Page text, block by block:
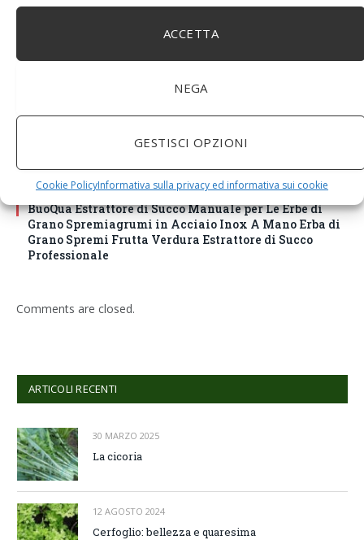
ACCETTA
NEGA
GESTISCI OPZIONI
Cookie PolicyInformativa sulla privacy ed informativa sui cookie
BuoQua Estrattore di Succo Manuale per Le Erbe di
Grano Spremiagrumi in Acciaio Inox A Mano Erba di
Grano Spremi Frutta Verdura Estrattore di Succo
Professionale
Comments are closed.
ARTICOLI RECENTI
30 MARZO 2025
La cicoria
12 AGOSTO 2024
Cerfoglio: bellezza e quaresima